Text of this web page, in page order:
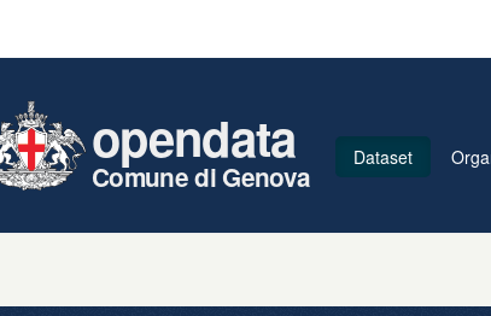
opendata
Comune di Genova
Dataset